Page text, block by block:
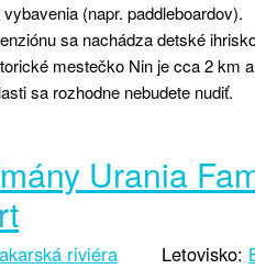
(napr. paddleboardov).
sa nachádza detské
mestečko Nin je cca 2 km
sa rozhodne nebudete nudiť.
Urania
riviéra Letovisko: